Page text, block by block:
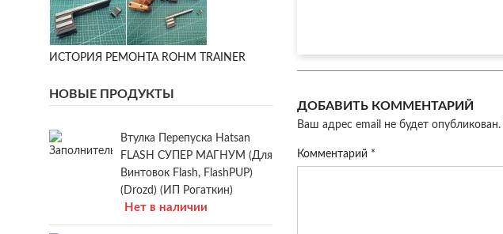
ДОБАВИТЬ КОММЕНТАРИЙ
Ваш адрес email не будет опубликован.
Комментарий *
ИСТОРИЯ РЕМОНТА ROHM TRAINER
НОВЫЕ ПРОДУКТЫ
Втулка Перепуска Hatsan
FLASH СУПЕР МАГНУМ (для
Винтовок Flash, FlashPUP)
(Drozd) (ИП Рогаткин)
Нет в наличии